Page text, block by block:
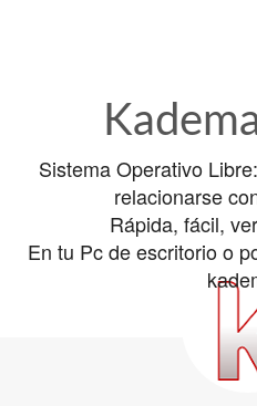
Sistema Operativo
relacionarse
Rápida, fácil,
En tu Pc de escritorio o